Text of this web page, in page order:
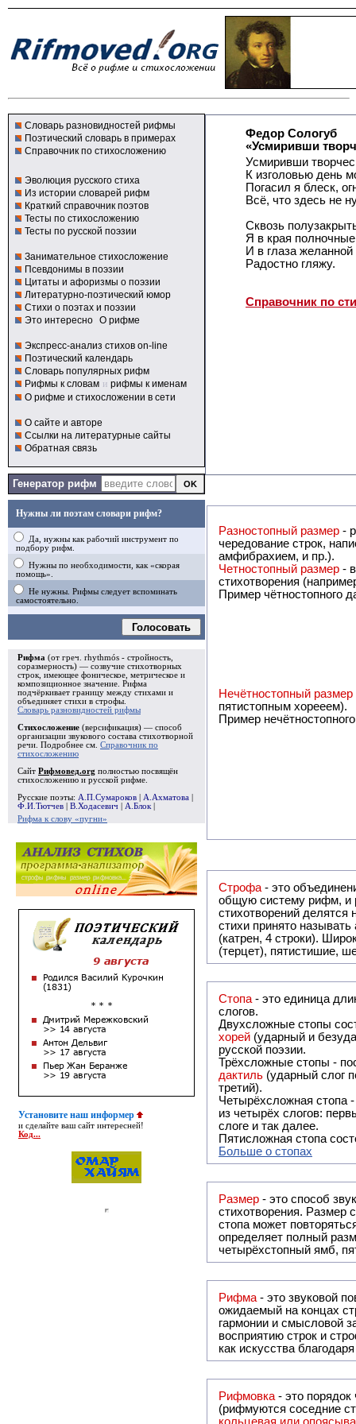
Словарь разновидностей рифмы
Поэтический словарь в примерах
Справочник по стихосложению
Эволюция русского стиха
Из истории словарей рифм
Краткий справочник поэтов
Тесты по стихосложению
Тесты по русской поэзии
Занимательное стихосложение
Псевдонимы в поэзии
Цитаты и афоризмы о поэзии
Литературно-поэтический юмор
Стихи о поэтах и поэзии
Это интересно О рифме
Экспресс-анализ стихов on-line
Поэтический календарь
Словарь популярных рифм
Рифмы к словам и рифмы к именам
О рифме и стихосложении в сети
О сайте и авторе
Ссылки на литературные сайты
Обратная связь
Генератор рифм
Нужны ли поэтам словари рифм?
Да, нужны как рабочий инструмент по
подбору рифм.
Нужны по необходимости, как «скорая
помощь».
Не нужны. Рифмы следует вспоминать
самостоятельно.
Голосовать
Рифма (от греч. rhythmós - стройность,
соразмерность) — созвучие стихотворных
строк, имеющее фоническое, метрическое и
композиционное значение. Рифма
подчёркивает границу между стихами и
объединяет стихи в строфы
Словарь разновидностей рифмы
Стихосложение (версификация) — способ
организации звукового состава стихотворной
речи. Подробнее см. Справочник по
стихосложению
Сайт Рифмовед.org полностью посвящён
стихосложению и русской рифме.
Русские поэты: А.П.Сумароков А.Ахматова
Ф.И.Тютчев
В.Ходасевич А.Блок
Рифма к слову «пугни»
Установите наш информер
и сделайте ваш сайт интересней!
Код...
Федор Сологуб
«Усмиривши
Усмиривши
К изголовью день
Погасил я блеск,
Всё, что здесь не
Сквозь
Я в края
И в глаза
Радостно гляжу.
Справочник по
Разностопный размер -
чередование строк, написанных двухстопным и
амфибрахием, и пр.).
Четностопный размер -
Пример чётностопного
Нечётностопный размер
пятистопным хорееем).
Пример
Строфа- это объединение двух
общую систему рифм, и регулярно или периодически
стихотворений делятся на строфы и т.о. являются строфическими. Если
стихи принято называть астрофическими. Самая популярная строфа в русской поэзии - четверостишие
(катрен, 4 строки).
(терцет), пятистишие,
Стопа- это единица
слогов.
Двухсложные стопы
хорей (ударный и
русской поэзии.
Трёхсложные стопы -
дактиль (ударный слог
третий).
Четырёхсложная стопа
из четырёх слогов:
слоге и так далее.
Пятисложная стопа
Больше о стопах
Размер - это способ
стихотворения. Размер
стопа может
определяет полный
четырёхстопный ямб,
Рифма- это звуковой повтор, традиционно используемый в поэзии и, как
ожидаемый на концах
гармонии и смысловой
восприятию строк и
как искусства
Рифмовка- это
(рифмуются соседние